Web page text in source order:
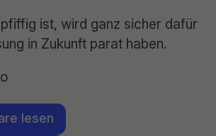
ist, wird ganz sicher dafür
in Zukunft parat haben.
lesen